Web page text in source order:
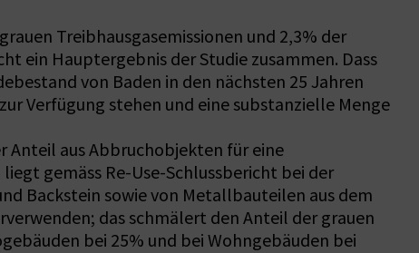
Treibhausgasemissionen und 2,3% der
ein Hauptergebnis der Studie zusammen. Dass
von Baden in den nächsten 25 Jahren
Verfügung stehen und eine substanzielle Menge
Anteil aus Abbruchobjekten für eine
gemäss Re-Use-Schlussbericht bei der
Backstein sowie von Metallbauteilen aus dem
das schmälert den Anteil der grauen
bei 25% und bei Wohngebäuden bei